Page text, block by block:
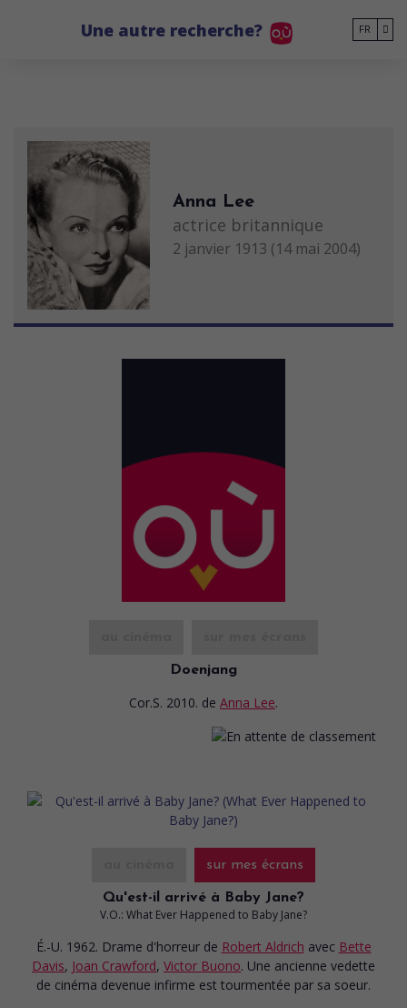
Une autre recherche? FR
Anna Lee
actrice britannique
2 janvier 1913 (14 mai 2004)
Doenjang
Cor.S. 2010. de Anna Lee.
sur mes écrans
Qu'est-il arrivé à Baby Jane?
V.O.: What Ever Happened to Baby Jane?
É.-U. 1962. Drame d'horreur de Robert Aldrich avec Bette
Davis, Joan Crawford, Victor Buono. Une ancienne vedette
de cinéma devenue infirme est tourmentée par sa soeur.